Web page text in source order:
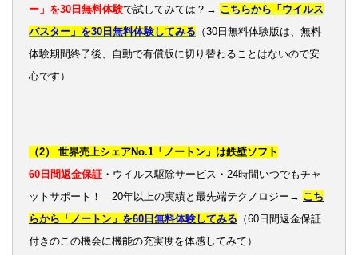
ー」を30日無料体験で試してみては？→ こちらから「ウイルス
バスター」を30日無料体験してみる （30日無料体験版は、無料
体験期間終了後、自動で有償版に切り替わることはないので安
心です）
（2） 世界売上シェアNo.1「ノートン」は鉄壁ソフト
60日間返金保証 ・ウイルス駆除サービス・24時間いつでもチャ
ットサポート！ 20年以上の実績と最先端テクノロジー→ こち
らから「ノートン」を60日無料体験してみる （60日間返金保証
付きのこの機会に機能の充実度を体感してみて）